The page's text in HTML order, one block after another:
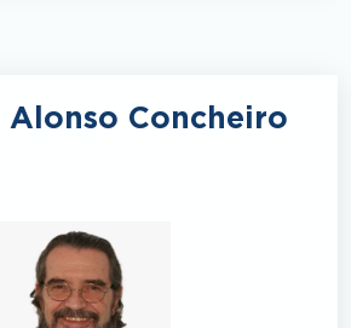
Concheiro